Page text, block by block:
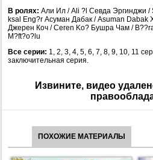
В ролях: Али Ил / Ali ?l Севда Эргинджи /
ksal Eng?r Асуман Дабак / Asuman Dabak
Джерен Коч / Ceren Ko? Бушра Чам /
M?ft?o?lu
Все серии: 1, 2, 3, 4, 5, 6, 7, 8, 9, 10, 11
заключительная серия.
Извините, видео
ПОХОЖИЕ МАТЕРИАЛЫ